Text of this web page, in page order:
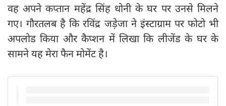
वह अपने कप्तान महेंद्र सिंह धोनी के घर पर उनसे मिलने
गए। गौरतलब है कि रविंद्र जड़ेजा ने इंस्टाग्राम पर फोटो भी
अपलोड किया और कैप्शन में लिखा कि लीजेंड के घर के
सामने यह मेरा फैन मोमेंट है।